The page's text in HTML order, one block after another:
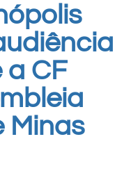
a CF
Minas